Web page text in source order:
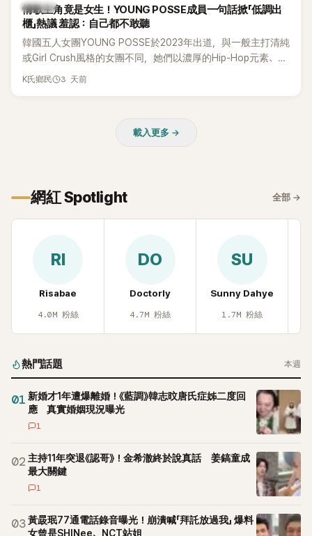
K-POP
情歌主角竟是女生！YOUNG POSSE成員一句話掀「低調出
櫃」熱議 羞認：自己都不敢聽
韓國五人女團YOUNG POSSE於2023年出道，與一般主打清純
或Girl Crush風格的女團不同，她們以濃厚的Hip-Hop元素、自
創Rap及成員親自參與創作為特色，MV也融入美式街頭、塗
K氏鄉民 3 天前
載入更多 →
網紅 Spotlight 全部 →
RI
Risabae
4.0M 粉絲
DO
Doctorly
4.7M 粉絲
SU
Sunny Dahye
1.7M 粉絲
熱門話題 本週
01 新婚才1年遭爆離婚！《藍調》韓志旼唐氏症姊二度回
應 真實婚姻現況曝光
1
02 主持11年突退《認哥》！金希澈終於說真話 姜鎬童成
最大關鍵
1
03黃晸珉77通電話錄音曝光！崩潰喊「拜託放過我」 爆料
女曾是SHINee、NCT站姐